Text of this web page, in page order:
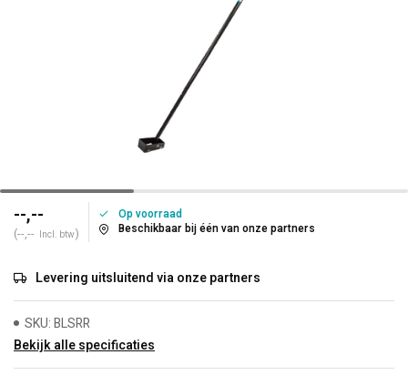
--,--
(--,-- Incl. btw)
Op voorraad
Beschikbaar bij één van onze partners
Levering uitsluitend via onze partners
SKU: BLSRR
Bekijk alle specificaties